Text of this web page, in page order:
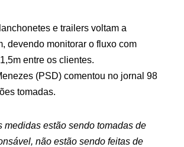
e trailers voltam a
devendo monitorar o fluxo com
entre os clientes.
(PSD) comentou no jornal 98
tomadas.
medidas estão sendo tomadas de
não estão sendo feitas de